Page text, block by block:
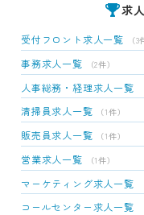
求
受付フロント求人一覧 （3
事務求人一覧 （2件）
人事総務・経理求人一覧
清掃員求人一覧
（1件）
販売員求人一覧 （1件）
営業求人一覧 （1件）
マーケティング求人一覧
コールセンター求人一覧